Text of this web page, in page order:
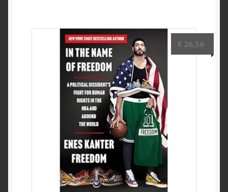
€ 26,56